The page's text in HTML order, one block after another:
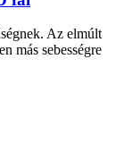
Az elmúlt
más sebességre